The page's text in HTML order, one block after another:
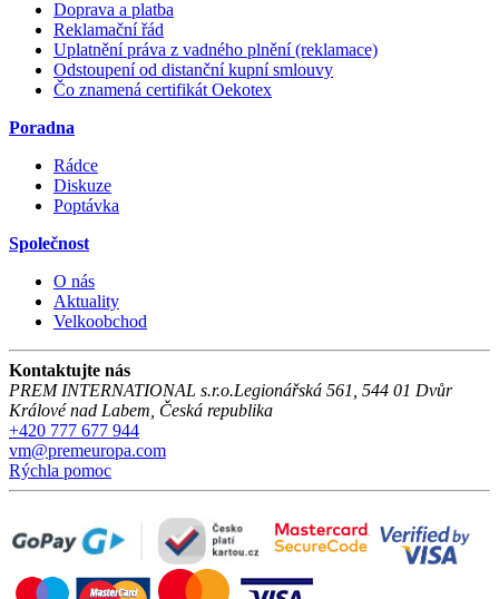
Doprava a platba
Reklamační řád
Uplatnění práva z vadného plnění (reklamace)
Odstoupení od distanční kupní smlouvy
Čo znamená certifikát Oekotex
Poradna
Rádce
Diskuze
Poptávka
Společnost
O nás
Aktuality
Velkoobchod
Kontaktujte nás
PREM INTERNATIONAL s.r.o.Legionářská 561 544 01 Dvůr
Králové nad Labem Česká republika
+420 777 677 944
vm@premeuropa.com
Rýchla pomoc